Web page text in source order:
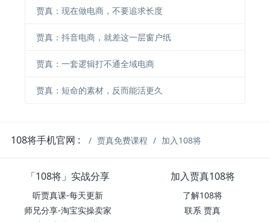
贾真：现在做电商，不要追求长度
贾真：抖音电商，就差这一层窗户纸
贾真：一套逻辑打不通全域电商
贾真：短命的素材，反而能活更久
108将手机官网 : 贾真免费课程 加入108将
「108将」实战分享
听贾真课-每天更新
师兄分享-淘宝实操卖家
加入贾真108将
了解108将
联系 贾真